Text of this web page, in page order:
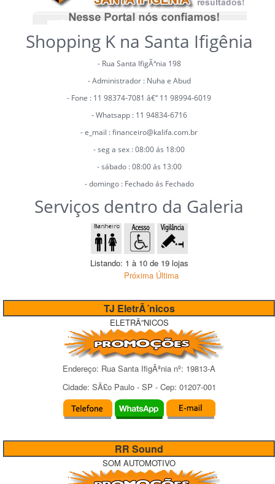
Shopping K na Santa Ifigênia
- Rua Santa IfigÃªnia 198
- Administrador : Nuha e Abud
- Fone : 11 98374-7081 â€“ 11 98994-6019
- Whatsapp : 11 94834-6716
- e_mail : financeiro@kalifa.com.br
- seg a sex : 08:00 ás 18:00
- sábado : 08:00 ás 13:00
- domingo : Fechado ás Fechado
Serviços dentro da Galeria
Listando: 1 à 10 de 19 lojas
Próxima Última
TJ EletrÃ´nicos
ELETRÃ”NICOS
Endereço: Rua Santa IfigÃªnia nº: 19813-A
Cidade: SÃ£o Paulo- SP - Cep: 01207-001
RR Sound
SOM AUTOMOTIVO